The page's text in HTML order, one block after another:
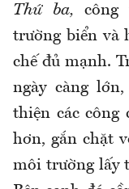
Thứ ba, công
trường biển và
chế đủ mạnh.
ngày càng
thiện các công
hơn, gắn chặt
môi trường lấy